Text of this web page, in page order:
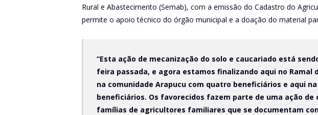
Rural e Abastecimento (Semab), com a emissão do Cadastro do
permite o apoio técnico do órgão municipal e a doação do material
“Esta ação de mecanização do solo e caucariado está
feira passada, e agora estamos finalizando aqui no Ramal
na comunidade Arapucu com quatro beneficiários e aqui
beneficiários. Os favorecidos fazem parte de uma ação de
famílias de agricultores familiares que se documentam